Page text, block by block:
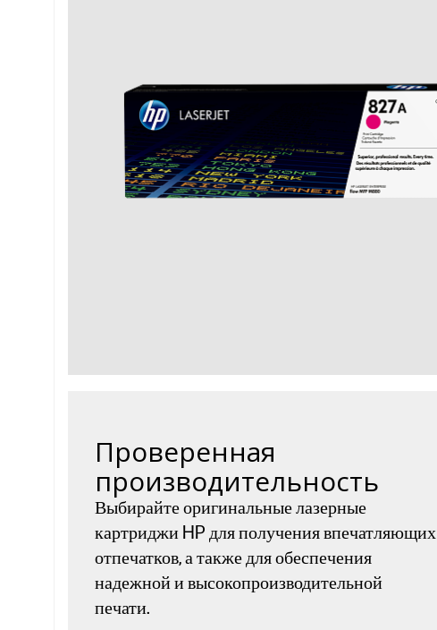
Проверенная
производительность
Выбирайте оригинальные лазерные
картриджи HP для получения впечатляющих
отпечатков, а также для обеспечения
надежной и высокопроизводительной
печати.